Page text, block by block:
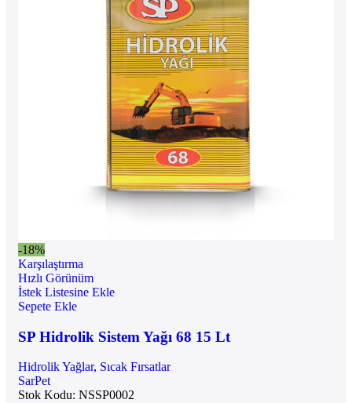
-18%
Karşılaştırma
Hızlı Görünüm
İstek Listesine Ekle
Sepete Ekle
SP Hidrolik Sistem Yağı 68 15 Lt
Hidrolik Yağlar, Sıcak Fırsatlar
SarPet
Stok Kodu: NSSP0002